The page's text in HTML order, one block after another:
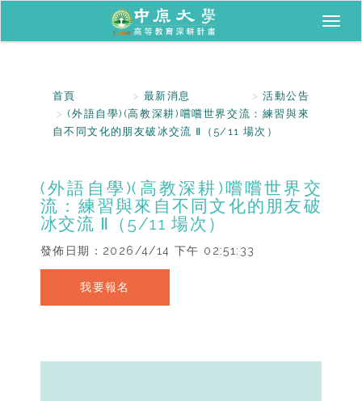
首頁 最新消息
活動公告
(外語自學)(高教深耕)嚐嚐世界交流：練習與來
自不同文化的朋友破冰交流 Ⅱ（5/11 場次）
(外語自學)(高教深耕)嚐嚐世界交
流：練習與來自不同文化的朋友破
冰交流 Ⅱ（5/11 場次）
發佈日期： 2026/4/14 下午 02:51:33
我要報名